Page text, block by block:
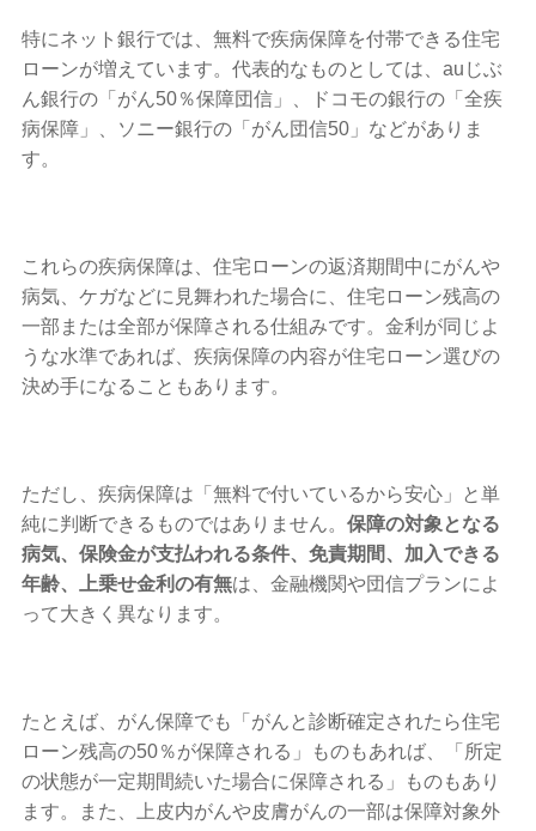
特にネット銀行では、無料で疾病保障を付帯できる住宅
ローンが増えています。代表的なものとしては、auじぶ
ん銀行の「がん50％保障団信」、ドコモの銀行の「全疾
病保障」、ソニー銀行の「がん団信50」などがありま
す。
これらの疾病保障は、住宅ローンの返済期間中にがんや
病気、ケガなどに見舞われた場合に、住宅ローン残高の
一部または全部が保障される仕組みです。金利が同じよ
うな水準であれば、疾病保障の内容が住宅ローン選びの
決め手になることもあります。
ただし、疾病保障は「無料で付いているから安心」と単
純に判断できるものではありません。保障の対象となる
病気、保険金が支払われる条件、免責期間、加入できる
年齢、上乗せ金利の有無は、金融機関や団信プランによ
って大きく異なります。
たとえば、がん保障でも「がんと診断確定されたら住宅
ローン残高の50％が保障される」ものもあれば、「所定
の状態が一定期間続いた場合に保障される」ものもあり
ます。また、上皮内がんや皮膚がんの一部は保障対象外